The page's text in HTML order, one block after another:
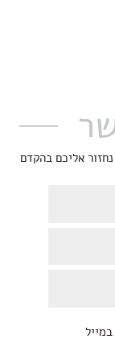
אליכם בהקדם